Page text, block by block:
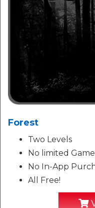
Forest
Two Levels
No limited
No In-App
All Free!